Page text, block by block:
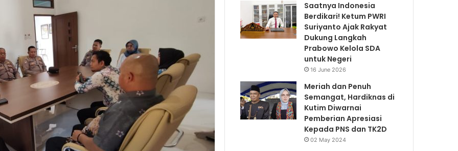
Saatnya Indonesia
Berdikari! Ketum PWRI
Suriyanto Ajak Rakyat
Dukung Langkah
Prabowo Kelola SDA
untuk Negeri
16 June 2026
Meriah dan Penuh
Semangat, Hardiknas di
Kutim Diwarnai
Pemberian Apresiasi
Kepada PNS dan TK2D
02 May 2024